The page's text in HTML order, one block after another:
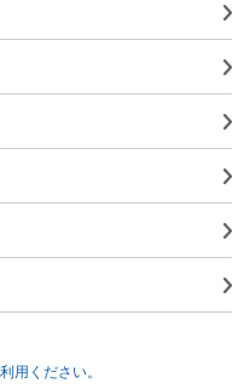
用ください。